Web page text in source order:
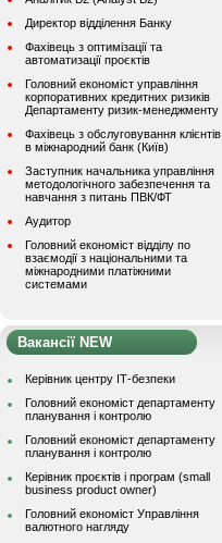
Директор відділення Банку
Фахівець з оптимізації та
автоматизації проєктів
Головний економіст управління
корпоративних кредитних ризиків
Департаменту ризик-менеджменту
Фахівець з обслуговування клієнтів
в міжнародний банк (Київ)
Заступник начальника управління
методологічного забезпечення та
навчання з питань ПВК/ФТ
Аудитор
Головний економіст відділу по
взаємодії з національними та
міжнародними платіжними
системами
Вакансії NEW
Керівник центру ІТ-безпеки
Головний економіст департаменту
планування і контролю
Головний економіст департаменту
планування і контролю
Керівник проєктів і програм (small
business product owner)
Головний економіст Управління
валютного нагляду